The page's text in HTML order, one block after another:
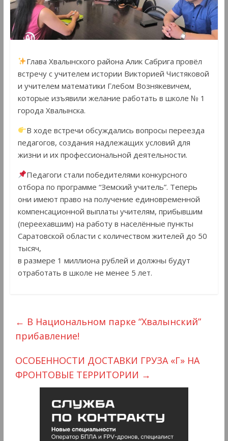
Глава Хвалынского района Алик Сабрига провёл
встречу с учителем истории Викторией Чистяковой
и учителем математики Глебом Вознякевичем,
которые изъявили желание работать в школе № 1
города Хвалынска.
В ходе встречи обсуждались вопросы переезда
педагогов, создания надлежащих условий для
жизни и их профессиональной деятельности.
Педагоги стали победителями конкурсного
отбора по программе “Земский учитель”. Теперь
они имеют право на получение единовременной
компенсационной выплаты учителям, прибывшим
(переехавшим) на работу в населённые пункты
Саратовской области с количеством жителей до 50
тысяч,
в размере 1 миллиона рублей и должны будут
отработать в школе не менее 5 лет.
← В Национальном парке “Хвалынский”
прибавление!
ОСОБЕННОСТИ ДОСТАВКИ ГРУЗА «Г» НА
ФРОНТОВЫЕ ТЕРРИТОРИИ →